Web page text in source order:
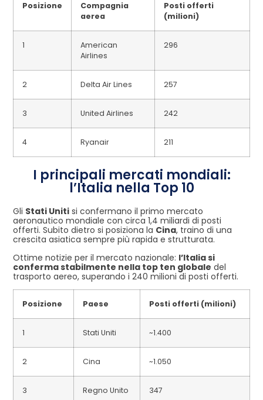
Posizione
Compagnia
aerea
Posti offerti
(milioni)
1
American
Airlines
296
2 Delta Air Lines 257
3 United Airlines 242
4 Ryanair 211
I principali mercati mondiali:
l’Italia nella Top 10
Gli Stati Uniti si confermano il primo mercato
aeronautico mondiale con circa 1,4 miliardi di posti
offerti. Subito dietro si posiziona la Cina, traino di una
crescita asiatica sempre più rapida e strutturata.
Ottime notizie per il mercato nazionale: l’Italia si
conferma stabilmente nella top ten globale del
trasporto aereo, superando i 240 milioni di posti offerti.
Posizione Paese Posti offerti (milioni)
1 Stati Uniti ~1.400
2 Cina ~1.050
3 Regno Unito 347